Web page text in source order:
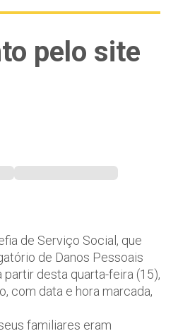
pelo site
de Serviço Social, que
de Danos Pessoais
desta quarta-feira (15),
com data e hora marcada,
familiares eram